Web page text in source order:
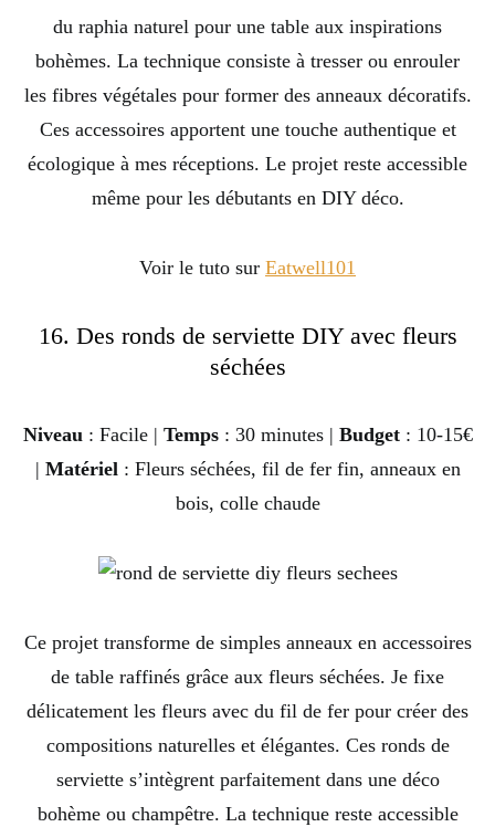
du raphia naturel pour une table aux inspirations
bohèmes. La technique consiste à tresser ou enrouler
les fibres végétales pour former des anneaux décoratifs.
Ces accessoires apportent une touche authentique et
écologique à mes réceptions. Le projet reste accessible
même pour les débutants en DIY déco.
Voir le tuto sur Eatwell101
16. Des ronds de serviette DIY avec fleurs
séchées
Niveau: Facile | Temps: 30 minutes | Budget: 10-15€
| Matériel: Fleurs séchées, fil de fer fin, anneaux en
bois, colle chaude
Ce projet transforme de simples anneaux en accessoires
de table raffinés grâce aux fleurs séchées. Je fixe
délicatement les fleurs avec du fil de fer pour créer des
compositions naturelles et élégantes. Ces ronds de
serviette s’intègrent parfaitement dans une déco
bohème ou champêtre. La technique reste accessible